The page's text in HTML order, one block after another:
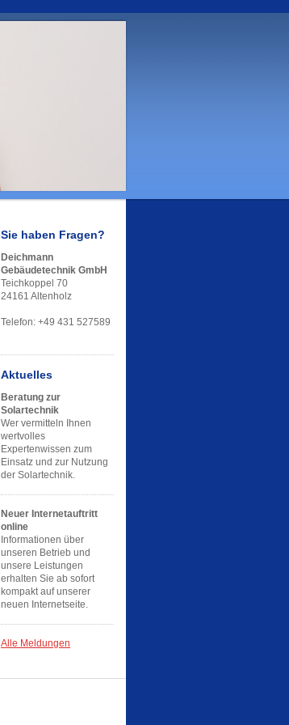
Sie haben Fragen?
Deichmann
Gebäudetechnik GmbH
Teichkoppel 70
24161 Altenholz
Telefon: +49 431 527589
Aktuelles
Beratung zur
Solartechnik
Wer vermitteln Ihnen
wertvolles
Expertenwissen zum
Einsatz und zur Nutzung
der Solartechnik.
Neuer Internetauftritt
online
Informationen über
unseren Betrieb und
unsere Leistungen
erhalten Sie ab sofort
kompakt auf unserer
neuen Internetseite.
Alle Meldungen